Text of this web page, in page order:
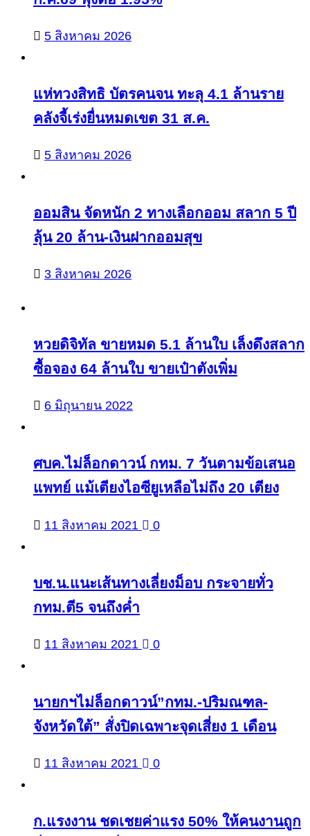
5 สิงหาคม 2026
แห่ทวงสิทธิ บัตรคนจน ทะลุ 4.1 ล้านราย
คลังจี้เร่งยื่นหมดเขต 31 ส.ค.
5 สิงหาคม 2026
ออมสิน จัดหนัก 2 ทางเลือกออม สลาก 5 ปี
ลุ้น 20 ล้าน-เงินฝากออมสุข
3 สิงหาคม 2026
หวยดิจิทัล ขายหมด 5.1 ล้านใบ เล็งดึงสลาก
ซื้อจอง 64 ล้านใบ ขายเป๋าตังเพิ่ม
6 มิถุนายน 2022
ศบค.ไม่ล็อกดาวน์ กทม. 7 วันตามข้อเสนอ
แพทย์ แม้เตียงไอซียูเหลือไม่ถึง 20 เตียง
11 สิงหาคม 2021 0
บช.น.แนะเส้นทางเลี่ยงม็อบ กระจายทั่ว
กทม.ตี5 จนถึงค่ำ
11 สิงหาคม 2021 0
นายกฯไม่ล็อกดาวน์”กทม.-ปริมณฑล-
จังหวัดใต้” สั่งปิดเฉพาะจุดเสี่ยง 1 เดือน
11 สิงหาคม 2021 0
ก.แรงงาน ชดเชยค่าแรง 50% ให้คนงานถูก